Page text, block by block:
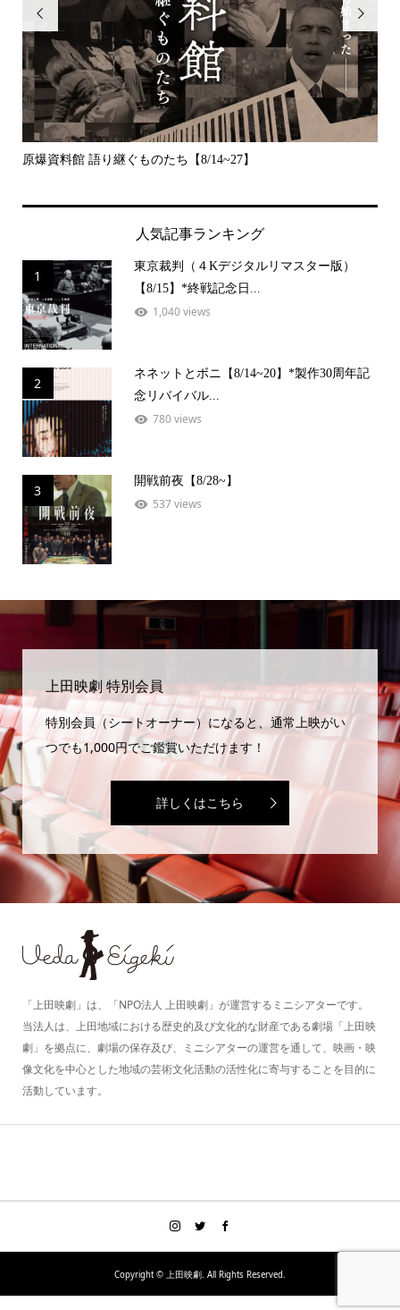

原爆資料館 語り継ぐものたち【8/14~27】

人気記事ランキング
1
東京裁判（４Kデジタルリマスター版）
【8/15】*終戦記念日...
1,040 views
2
ネネットとボニ【8/14~20】*製作30周年記
念リバイバル...
780 views
3
開戦前夜【8/28~】
537 views
上田映劇 特別会員
特別会員（シートオーナー）になると、通常上映がい
つでも1,000円でご鑑賞いただけます！
詳しくはこちら
「上田映劇」は、「NPO法人 上田映劇」が運営するミニシアターです。
当法人は、上田地域における歴史的及び文化的な財産である劇場「上田映
劇」を拠点に、劇場の保存及び、ミニシアターの運営を通して、映画・映
像文化を中心とした地域の芸術文化活動の活性化に寄与することを目的に
活動しています。
Copyright © 上田映劇. All Rights Reserved.